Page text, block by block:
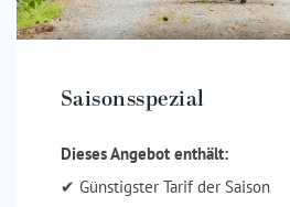
Saisonsspezial
Dieses Angebot enthält:
✔ Günstigster Tarif der Saison